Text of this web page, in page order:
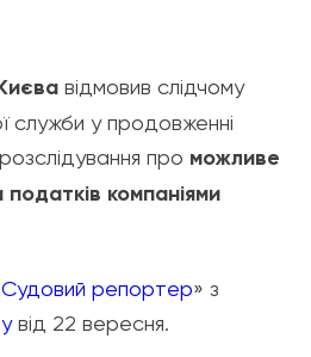
відмовив слідчому
служби у продовженні
про можливе
компаніями
Судовий репортер» з
від 22 вересня.